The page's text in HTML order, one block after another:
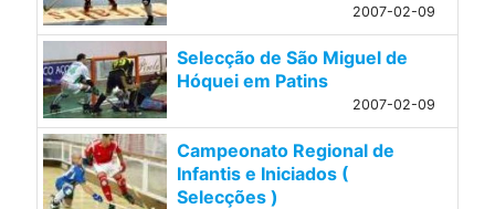
2007-02-09
Selecção de São Miguel de
Hóquei em Patins
2007-02-09
Campeonato Regional de
Infantis e Iniciados (
Selecções )